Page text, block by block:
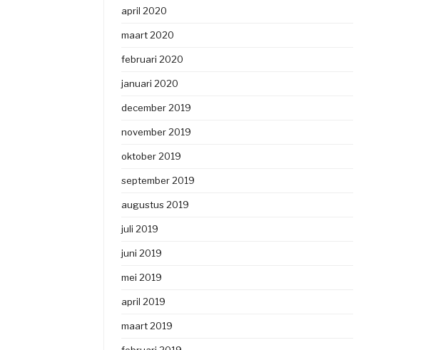
april 2020
maart 2020
februari 2020
januari 2020
december 2019
november 2019
oktober 2019
september 2019
augustus 2019
juli 2019
juni 2019
mei 2019
april 2019
maart 2019